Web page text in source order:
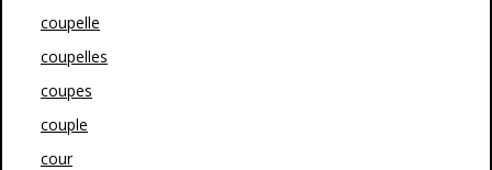
coupelle
coupelles
coupes
couple
cour